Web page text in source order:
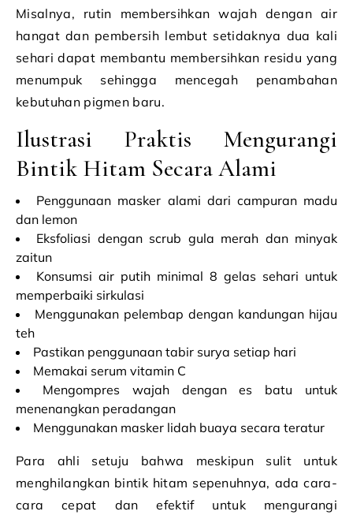
Misalnya, rutin membersihkan wajah dengan air
hangat dan pembersih lembut setidaknya dua kali
sehari dapat membantu membersihkan residu yang
menumpuk sehingga mencegah penambahan
kebutuhan pigmen baru.
Ilustrasi Praktis Mengurangi
Bintik Hitam Secara Alami
Penggunaan masker alami dari campuran madu
dan lemon
Eksfoliasi dengan scrub gula merah dan minyak
zaitun
Konsumsi air putih minimal 8 gelas sehari untuk
memperbaiki sirkulasi
Menggunakan pelembap dengan kandungan hijau
teh
Pastikan penggunaan tabir surya setiap hari
Memakai serum vitamin C
Mengompres wajah dengan es batu untuk
menenangkan peradangan
Menggunakan masker lidah buaya secara teratur
Para ahli setuju bahwa meskipun sulit untuk
menghilangkan bintik hitam sepenuhnya, ada cara-
cara cepat dan efektif untuk mengurangi